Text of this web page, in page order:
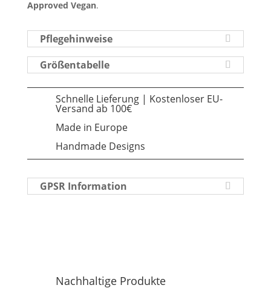
Approved Vegan.
Pflegehinweise
Größentabelle
Schnelle Lieferung | Kostenloser EU-
Versand ab 100€
Made in Europe
Handmade Designs
GPSR Information
Nachhaltige Produkte